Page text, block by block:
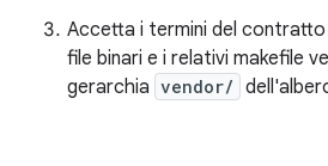
Accetta i termini del contratto
file binari e i relativi makefile
gerarchia vendor/